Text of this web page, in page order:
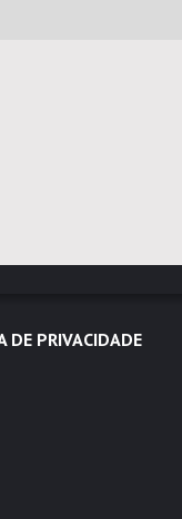
DE PRIVACIDADE